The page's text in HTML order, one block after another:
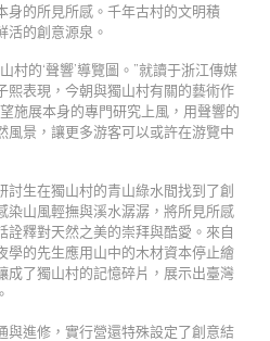
身的所見所感。千年古村的文明積
活的創意源泉。
村的‘聲響’導覽圖。”就讀于浙江傳媒
熙表現，今朝與獨山村有關的藝術作
施展本身的專門研究上風，用聲響的
風景，讓更多游客可以或許在游覽中
討生在獨山村的青山綠水間找到了創
染山風輕撫與溪水潺潺，將所見所感
詮釋對天然之美的崇拜與酷愛。來自
學的先生應用山中的木材資本停止繪
成了獨山村的記憶碎片，展示出臺灣
與進修，實行營還特殊設定了創意結